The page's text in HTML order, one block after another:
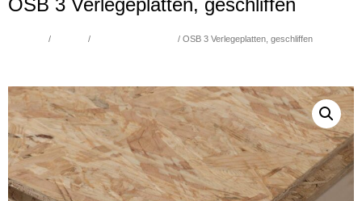
OSB 3 Verlegeplatten, geschliffen
/ / / OSB 3 Verlegeplatten, geschliffen